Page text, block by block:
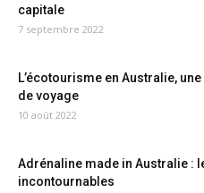
capitale
7 septembre 2022
L’écotourisme en Australie,
de voyage
10 août 2022
Adrénaline made in Australie :
incontournables